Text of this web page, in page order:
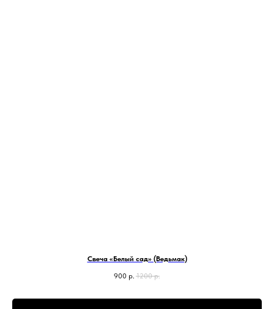
Свеча «Белый сад» (Ведьмак)
900 р. 1200 р.